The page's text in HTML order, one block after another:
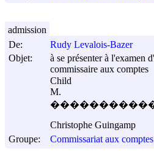
De:
Rudy Levalois-Bazer
Objet:
à se présenter à l'examen
commissaire aux comptes
Child
M.
Christophe Guingamp
Groupe:
Commissariat aux comptes
admission